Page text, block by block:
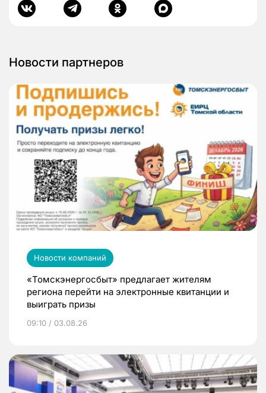
Новости партнеров
Новости компаний
«Томскэнергосбыт» предлагает жителям
региона перейти на электронные квитанции и
выиграть призы
09:10 / 03.08.26